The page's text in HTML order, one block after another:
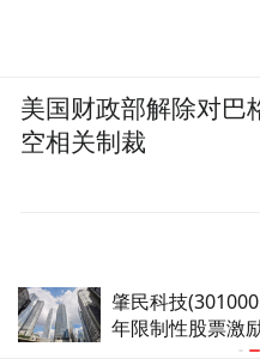
肇民科技
年限制性股票激
美国财政部解除对巴
空相关制裁